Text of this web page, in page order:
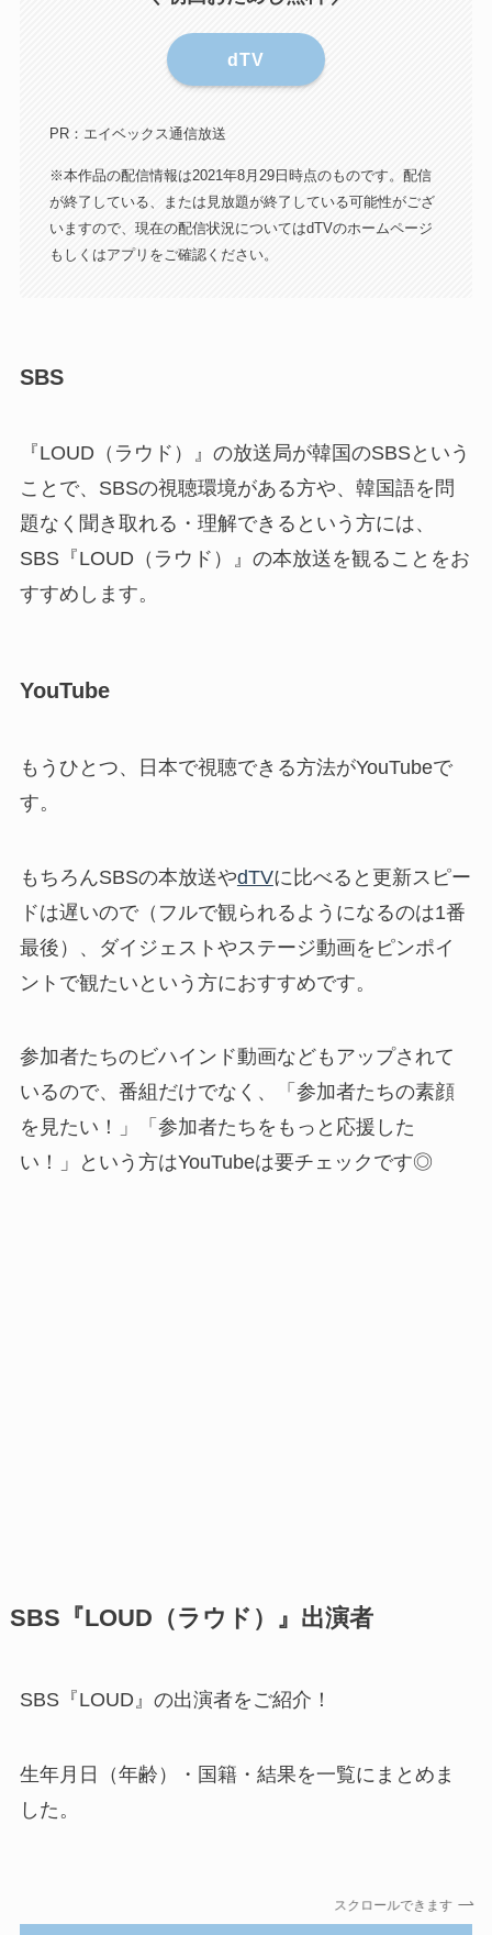
dTV
PR：エイベックス通信放送
※本作品の配信情報は2021年8月29日時点のものです。配信
が終了している、または見放題が終了している可能性がござ
いますので、現在の配信状況についてはdTVのホームページ
もしくはアプリをご確認ください。
SBS
『LOUD（ラウド）』の放送局が韓国のSBSという
ことで、SBSの視聴環境がある方や、韓国語を問
題なく聞き取れる・理解できるという方には、
SBS『LOUD（ラウド）』の本放送を観ることをお
すすめします。
YouTube
もうひとつ、日本で視聴できる方法がYouTubeで
す。
もちろんSBSの本放送やdTVに比べると更新スピー
ドは遅いので（フルで観られるようになるのは1番
最後）、ダイジェストやステージ動画をピンポイ
ントで観たいという方におすすめです。
参加者たちのビハインド動画などもアップされて
いるので、番組だけでなく、「参加者たちの素顔
を見たい！」「参加者たちをもっと応援した
い！」という方はYouTubeは要チェックです◎
SBS『LOUD（ラウド）』出演者
SBS『LOUD』の出演者をご紹介！
生年月日（年齢）・国籍・結果を一覧にまとめま
した。
スクロールできます